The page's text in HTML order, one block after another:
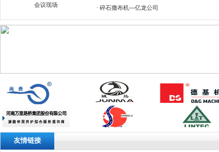
会议现场
· 碎石撒布机—亿龙公司
友情链接